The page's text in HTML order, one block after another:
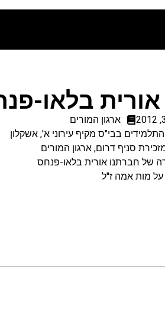
בלאו-
ארגון המורים
בבי"ס מקיף עירוני א', אשקלון
סניף דרום, ארגון המורים
של חברתנו אורית בלאו-פנחס
על מות אמה ז"ל